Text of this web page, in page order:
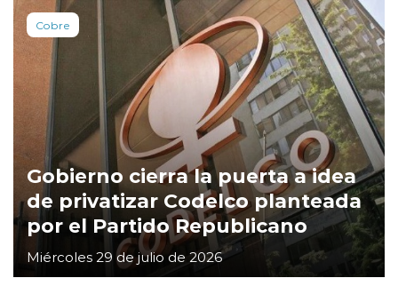
Cobre
Gobierno cierra la puerta a idea
de privatizar Codelco planteada
por el Partido Republicano
Miércoles 29 de julio de 2026